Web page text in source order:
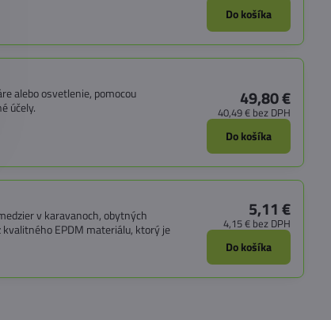
Do košíka
alebo osvetlenie, pomocou
účely.
49,80 €
40,49 € bez DPH
Do košíka
v karavanoch, obytných
EPDM materiálu, ktorý je
5,11 €
4,15 € bez DPH
Do košíka